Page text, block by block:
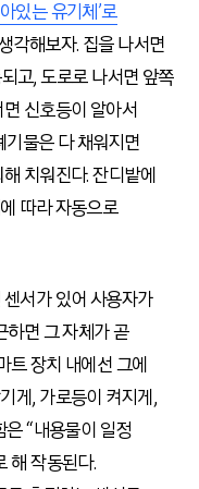
있는 유기체’로
각해보자. 집을 나서면
고, 도로로 나서면 앞쪽
신호등이 알아서
물은 다 채워지면
치워진다. 잔디밭에
따라 자동으로
센서가 있어 사용자가
하면 그 자체가 곧
트 장치 내에선 그에
게, 가로등이 켜지게,
“내용물이 일정
해 작동된다.